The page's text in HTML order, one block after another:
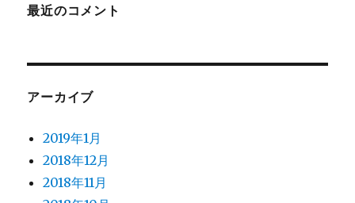
最近のコメント
アーカイブ
2019年1月
2018年12月
2018年11月